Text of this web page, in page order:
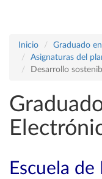
Inicio
Graduado
Asignaturas del
Desarrollo
Escuela